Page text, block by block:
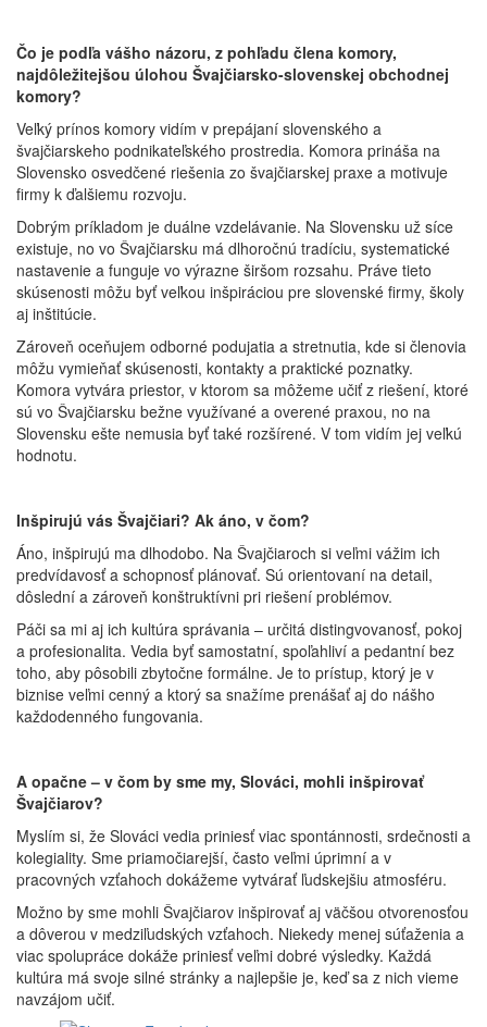
Čo je podľa vášho názoru, z pohľadu člena komory,
najdôležitejšou úlohou Švajčiarsko-slovenskej obchodnej
komory?
Veľký prínos komory vidím v prepájaní slovenského a
švajčiarskeho podnikateľského prostredia. Komora prináša na
Slovensko osvedčené riešenia zo švajčiarskej praxe a motivuje
firmy k ďalšiemu rozvoju.
Dobrým príkladom je duálne vzdelávanie. Na Slovensku už síce
existuje, no vo Švajčiarsku má dlhoročnú tradíciu, systematické
nastavenie a funguje vo výrazne širšom rozsahu. Práve tieto
skúsenosti môžu byť veľkou inšpiráciou pre slovenské firmy, školy
aj inštitúcie.
Zároveň oceňujem odborné podujatia a stretnutia, kde si členovia
môžu vymieňať skúsenosti, kontakty a praktické poznatky.
Komora vytvára priestor, v ktorom sa môžeme učiť z riešení, ktoré
sú vo Švajčiarsku bežne využívané a overené praxou, no na
Slovensku ešte nemusia byť také rozšírené. V tom vidím jej veľkú
hodnotu.
Inšpirujú vás Švajčiari? Ak áno, v čom?
Áno, inšpirujú ma dlhodobo. Na Švajčiaroch si veľmi vážim ich
predvídavosť a schopnosť plánovať. Sú orientovaní na detail,
dôslední a zároveň konštruktívni pri riešení problémov.
Páči sa mi aj ich kultúra správania – určitá distingvovanosť, pokoj
a profesionalita. Vedia byť samostatní, spoľahliví a pedantní bez
toho, aby pôsobili zbytočne formálne. Je to prístup, ktorý je v
biznise veľmi cenný a ktorý sa snažíme prenášať aj do nášho
každodenného fungovania.
A opačne – v čom by sme my, Slováci, mohli inšpirovať
Švajčiarov?
Myslím si, že Slováci vedia priniesť viac spontánnosti, srdečnosti a
kolegiality. Sme priamočiarejší, často veľmi úprimní a v
pracovných vzťahoch dokážeme vytvárať ľudskejšiu atmosféru.
Možno by sme mohli Švajčiarov inšpirovať aj väčšou otvorenosťou
a dôverou v medziľudských vzťahoch. Niekedy menej súťaženia a
viac spolupráce dokáže priniesť veľmi dobré výsledky. Každá
kultúra má svoje silné stránky a najlepšie je, keď sa z nich vieme
navzájom učiť.